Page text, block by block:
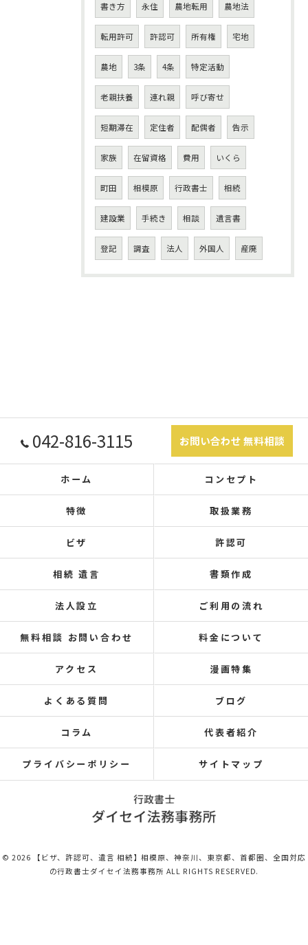
書き方 永住 農地転用 農地法
転用許可 許認可 所有権 宅地
農地 3条 4条 特定活動
老親扶養 連れ親 呼び寄せ
短期滞在 定住者 配偶者 告示
家族 在留資格 費用 いくら
町田 相模原 行政書士 相続
建設業 手続き 相談 遺言書
登記 調査 法人 外国人 産廃
042-816-3115 お問い合わせ 無料相談
ホーム コンセプト
特徴 取扱業務
ビザ 許認可
相続 遺言 書類作成
法人設立 ご利用の流れ
無料相談 お問い合わせ 料金について
アクセス 漫画特集
よくある質問 ブログ
コラム 代表者紹介
プライバシーポリシー サイトマップ
© 2026 【ビザ、許認可、遺言 相続】相模原、神奈川、東京都、首都圏、全国対応
の行政書士ダイセイ法務事務所 ALL RIGHTS RESERVED.